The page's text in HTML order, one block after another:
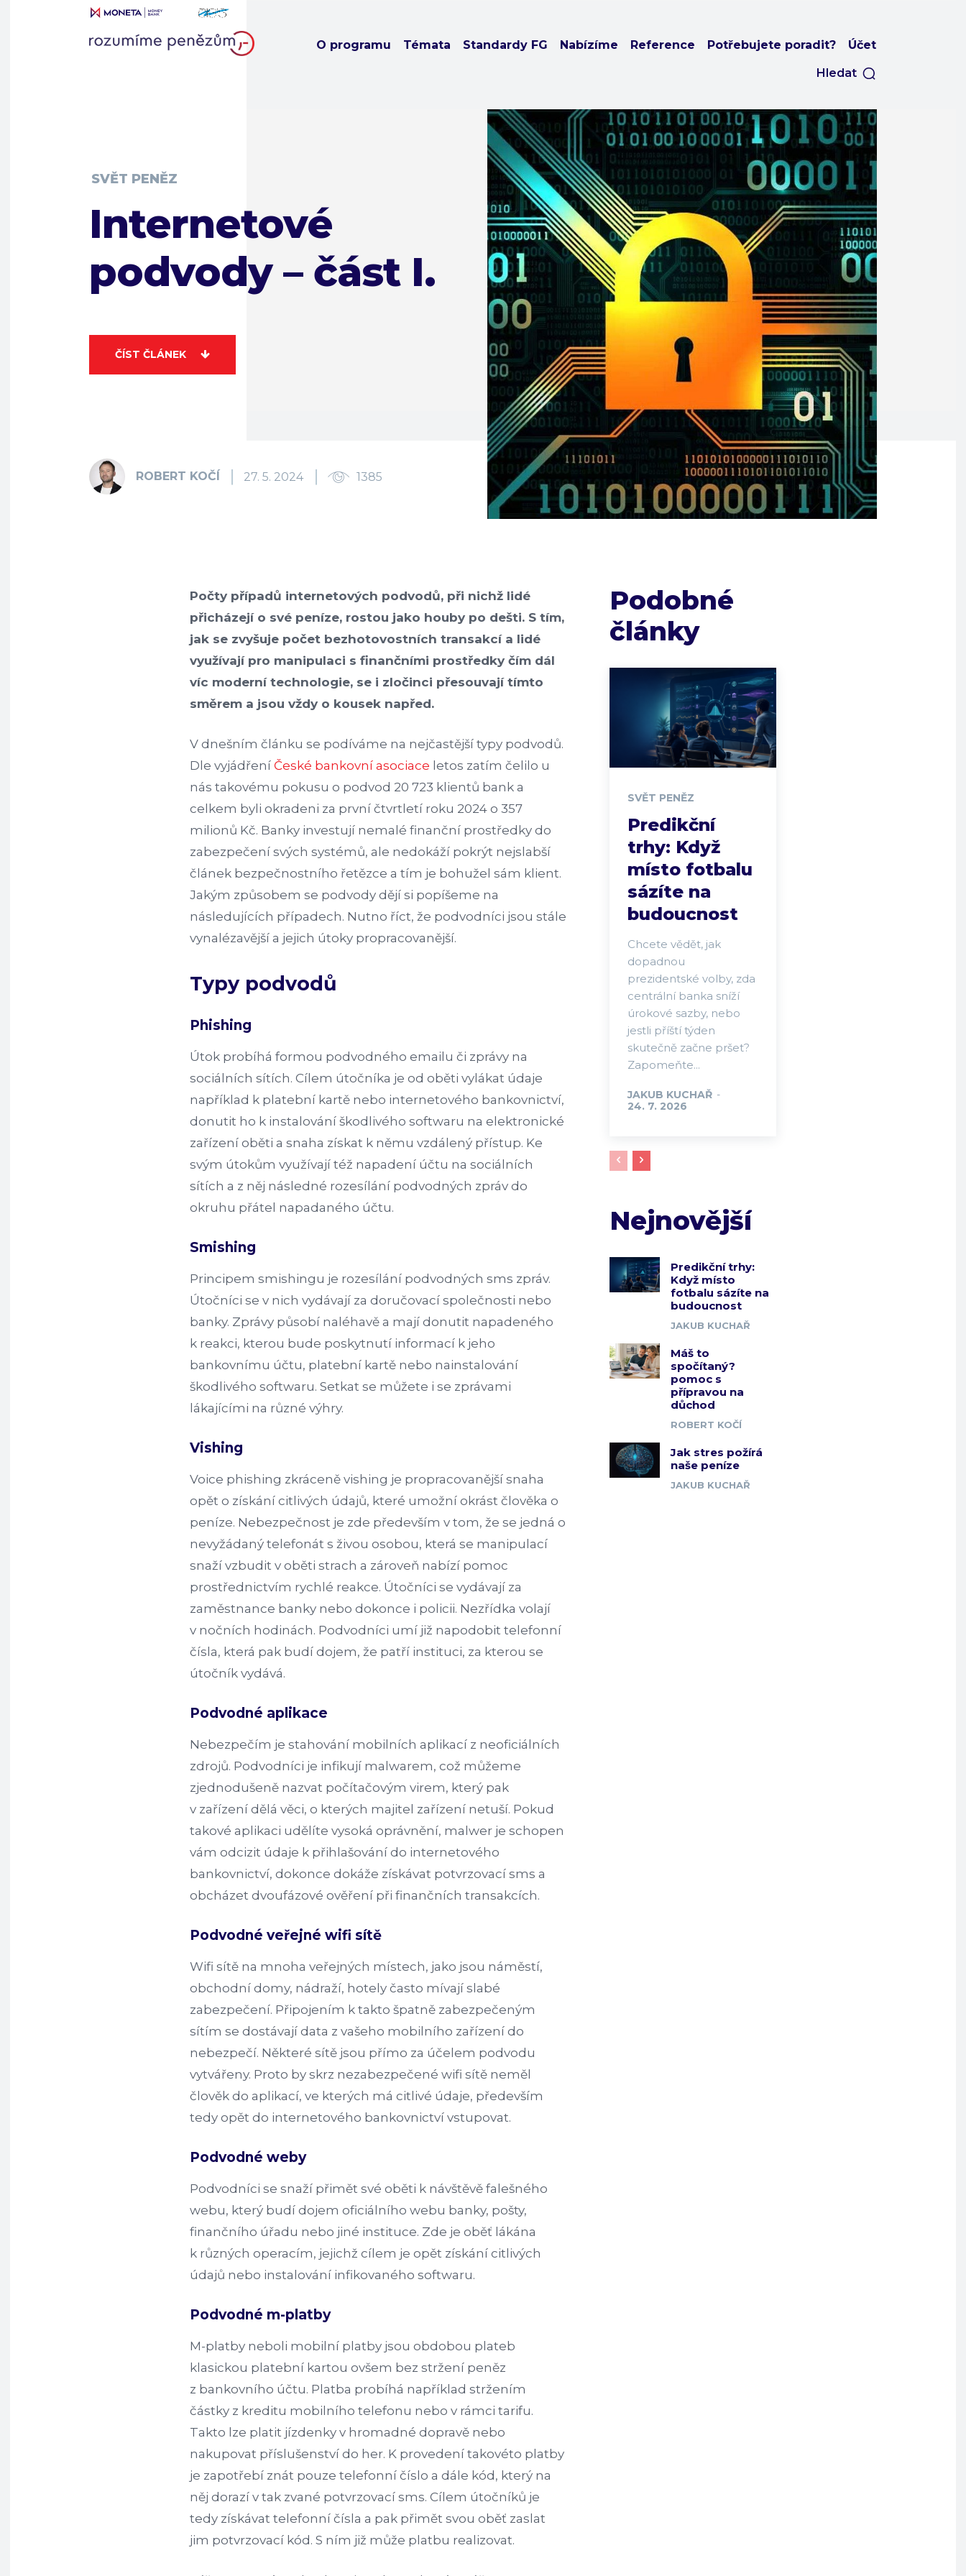
O programu Témata Standardy FG Nabízíme Reference Potřebujete poradit? Účet
Hledat
SVĚT PENĚZ
Internetové
podvody – část I.
ČÍST ČLÁNEK
ROBERT KOČÍ 27. 5. 2024 1385
Počty případů internetových podvodů, při nichž lidé
přicházejí o své peníze, rostou jako houby po dešti. S tím,
jak se zvyšuje počet bezhotovostních transakcí a lidé
využívají pro manipulaci s finančními prostředky čím dál
víc moderní technologie, se i zločinci přesouvají tímto
směrem a jsou vždy o kousek napřed.
V dnešním článku se podíváme na nejčastější typy podvodů.
Dle vyjádření České bankovní asociace letos zatím čelilo u
nás takovému pokusu o podvod 20 723 klientů bank a
celkem byli okradeni za první čtvrtletí roku 2024 o 357
milionů Kč. Banky investují nemalé finanční prostředky do
zabezpečení svých systémů, ale nedokáží pokrýt nejslabší
článek bezpečnostního řetězce a tím je bohužel sám klient.
Jakým způsobem se podvody dějí si popíšeme na
následujících případech. Nutno říct, že podvodníci jsou stále
vynalézavější a jejich útoky propracovanější.
Typy podvodů
Phishing
Útok probíhá formou podvodného emailu či zprávy na
sociálních sítích. Cílem útočníka je od oběti vylákat údaje
například k platební kartě nebo internetového bankovnictví,
donutit ho k instalování škodlivého softwaru na elektronické
zařízení oběti a snaha získat k němu vzdálený přístup. Ke
svým útokům využívají též napadení účtu na sociálních
sítích a z něj následné rozesílání podvodných zpráv do
okruhu přátel napadaného účtu.
Smishing
Principem smishingu je rozesílání podvodných sms zpráv.
Útočníci se v nich vydávají za doručovací společnosti nebo
banky. Zprávy působí naléhavě a mají donutit napadeného
k reakci, kterou bude poskytnutí informací k jeho
bankovnímu účtu, platební kartě nebo nainstalování
škodlivého softwaru. Setkat se můžete i se zprávami
lákajícími na různé výhry.
Vishing
Voice phishing zkráceně vishing je propracovanější snaha
opět o získání citlivých údajů, které umožní okrást člověka o
peníze. Nebezpečnost je zde především v tom, že se jedná o
nevyžádaný telefonát s živou osobou, která se manipulací
snaží vzbudit v oběti strach a zároveň nabízí pomoc
prostřednictvím rychlé reakce. Útočníci se vydávají za
zaměstnance banky nebo dokonce i policii. Nezřídka volají
v nočních hodinách. Podvodníci umí již napodobit telefonní
čísla, která pak budí dojem, že patří instituci, za kterou se
útočník vydává.
Podvodné aplikace
Nebezpečím je stahování mobilních aplikací z neoficiálních
zdrojů. Podvodníci je infikují malwarem, což můžeme
zjednodušeně nazvat počítačovým virem, který pak
v zařízení dělá věci, o kterých majitel zařízení netuší. Pokud
takové aplikaci udělíte vysoká oprávnění, malwer je schopen
vám odcizit údaje k přihlašování do internetového
bankovnictví, dokonce dokáže získávat potvrzovací sms a
obcházet dvoufázové ověření při finančních transakcích.
Podvodné veřejné wifi sítě
Wifi sítě na mnoha veřejných místech, jako jsou náměstí,
obchodní domy, nádraží, hotely často mívají slabé
zabezpečení. Připojením k takto špatně zabezpečeným
sítím se dostávají data z vašeho mobilního zařízení do
nebezpečí. Některé sítě jsou přímo za účelem podvodu
vytvářeny. Proto by skrz nezabezpečené wifi sítě neměl
člověk do aplikací, ve kterých má citlivé údaje, především
tedy opět do internetového bankovnictví vstupovat.
Podvodné weby
Podvodníci se snaží přimět své oběti k návštěvě falešného
webu, který budí dojem oficiálního webu banky, pošty,
finančního úřadu nebo jiné instituce. Zde je oběť lákána
k různých operacím, jejichž cílem je opět získání citlivých
údajů nebo instalování infikovaného softwaru.
Podvodné m-platby
M-platby neboli mobilní platby jsou obdobou plateb
klasickou platební kartou ovšem bez stržení peněz
z bankovního účtu. Platba probíhá například stržením
částky z kreditu mobilního telefonu nebo v rámci tarifu.
Takto lze platit jízdenky v hromadné dopravě nebo
nakupovat příslušenství do her. K provedení takovéto platby
je zapotřebí znát pouze telefonní číslo a dále kód, který na
něj dorazí v tak zvané potvrzovací sms. Cílem útočníků je
tedy získávat telefonní čísla a pak přimět svou oběť zaslat
jim potvrzovací kód. S ním již může platbu realizovat.
Podobné
články
SVĚT PENĚZ
Predikční
trhy: Když
místo fotbalu
sázíte na
budoucnost
Chcete vědět, jak
dopadnou
prezidentské volby, zda
centrální banka sníží
úrokové sazby, nebo
jestli příští týden
skutečně začne pršet?
Zapomeňte...
JAKUB KUCHAŘ -
24. 7. 2026
Nejnovější
Predikční trhy:
Když místo
fotbalu sázíte na
budoucnost
JAKUB KUCHAŘ
Máš to
spočítaný?
pomoc s
přípravou na
důchod
ROBERT KOČÍ
Jak stres požírá
naše peníze
JAKUB KUCHAŘ